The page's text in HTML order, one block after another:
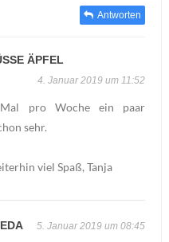
Antworten
ÄPFEL
4. Januar 2019 um 11:52
pro Woche ein paar
sehr.
viel Spaß, Tanja
5. Januar 2019 um 08:45